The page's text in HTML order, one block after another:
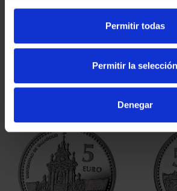
Permitir todas
Permitir la selección
Denegar
CAPITALES ESPAÑOLAS
73,00 €